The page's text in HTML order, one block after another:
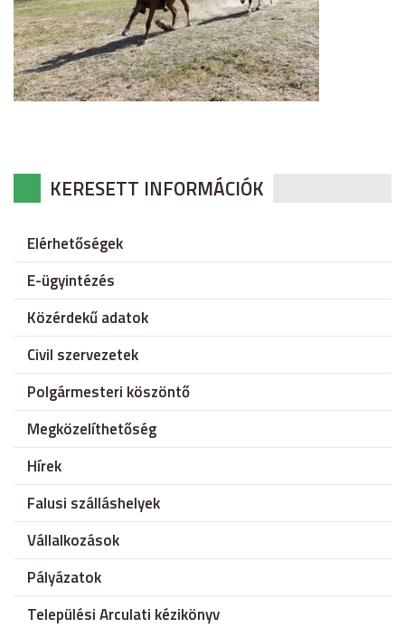
KERESETT INFORMÁCIÓK
Elérhetőségek
E-ügyintézés
Közérdekű adatok
Civil szervezetek
Polgármesteri köszöntő
Megközelíthetőség
Hírek
Falusi szálláshelyek
Vállalkozások
Pályázatok
Települési Arculati kézikönyv